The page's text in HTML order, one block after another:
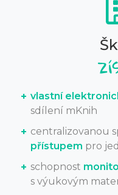
vlastní
sdílení mKnih
centralizovanou
přístupem pro
schopnost
s výukovým